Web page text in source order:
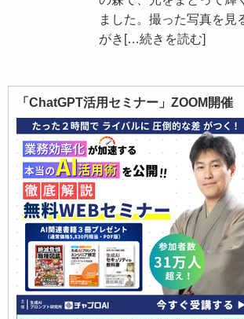
ました。撮った写真を見
がき […続きを読む]
「ChatGPT活用セミナー」ZOOM開催